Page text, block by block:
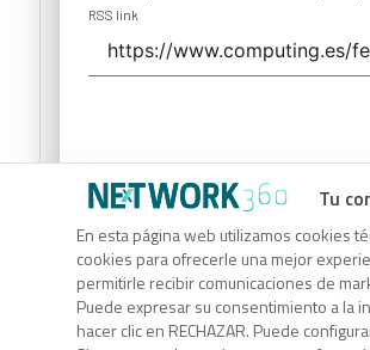
Tu
En esta página web utilizamos cookies
cookies para ofrecerle una mejor
permitirle recibir comunicaciones de
Puede expresar su consentimiento a la
hacer clic en RECHAZAR. Puede
RSS link
Código Rss
Para copiar el enlace RSS en el